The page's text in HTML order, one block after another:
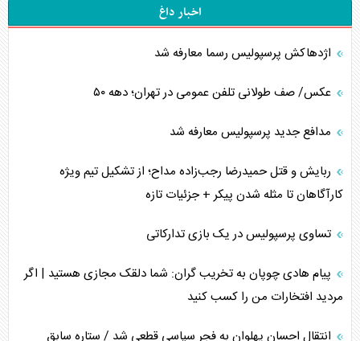
اخبار داغ
اژدهاکش پرسپولیس رسما معارفه شد
عکس/ صف طولانی تلفن عمومی در تهران؛ دهه ۵۰
مدافع جدید پرسپولیس معارفه شد
ربایش و قتل حمیدرضا رجب‌زاده مداح؛ از تشکیل تیم ویژه
کارآگاهان تا مثله شدن پیکر + جزئیات تازه
تساوی پرسپولیس در یک بازی تدارکاتی
پیام هادی چوپان به تخریب گران: شما دلقک مجازی هستید | اگر
مردید افتخارات من را کسب کنید
انتقال احسان پهلوان به فجر سپاسی قطعی شد / ستاره سابق